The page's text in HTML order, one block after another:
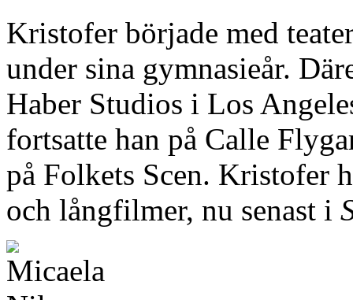
Kristofer började med
under sina gymnasieår.
Haber Studios i Los
fortsatte han på Calle
på Folkets Scen. Kristofer
och långfilmer, nu senast i